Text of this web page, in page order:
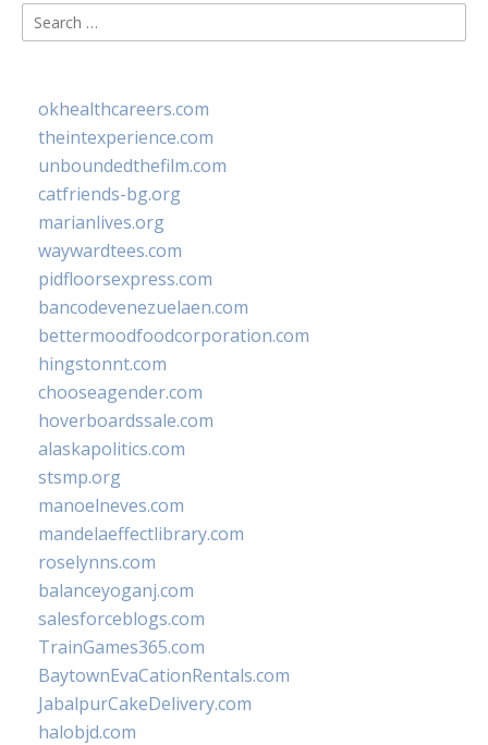
Search
for:
okhealthcareers.com
theintexperience.com
unboundedthefilm.com
catfriends-bg.org
marianlives.org
waywardtees.com
pidfloorsexpress.com
bancodevenezuelaen.com
bettermoodfoodcorporation.com
hingstonnt.com
chooseagender.com
hoverboardssale.com
alaskapolitics.com
stsmp.org
manoelneves.com
mandelaeffectlibrary.com
roselynns.com
balanceyoganj.com
salesforceblogs.com
TrainGames365.com
BaytownEvaCationRentals.com
JabalpurCakeDelivery.com
halobjd.com